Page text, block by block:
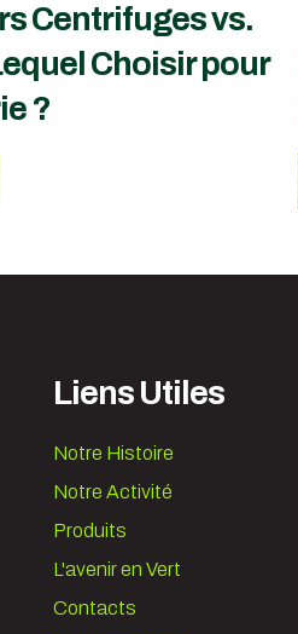
Centrifuges vs.
Choisir pour
?
Liens Utiles
Notre Histoire
Notre Activité
Produits
L'avenir en Vert
Contacts